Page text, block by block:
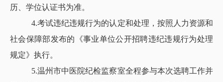
历、学位认证书为准。
4.考试违纪违规行为的认定和处理，按照人力资源和
社会保障部发布的《事业单位公开招聘违纪违规行为处理
规定》执行。
5.温州市中医院纪检监察室全程参与本次选聘工作并